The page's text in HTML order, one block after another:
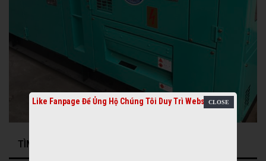
TÌM KIẾM NHIỀU NHẤT
Like Fanpage Để Ủng Hộ Chúng Tôi Duy Trì Website